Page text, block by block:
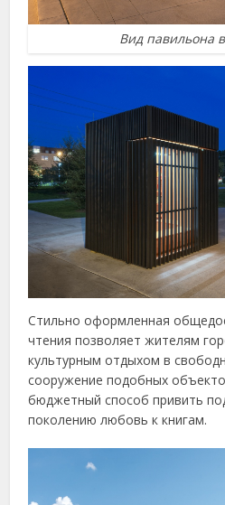
Вид павильона
Стильно оформленная
чтения позволяет жителям
культурным отдыхом в
сооружение подобных
бюджетный способ привить
поколению любовь к книгам.